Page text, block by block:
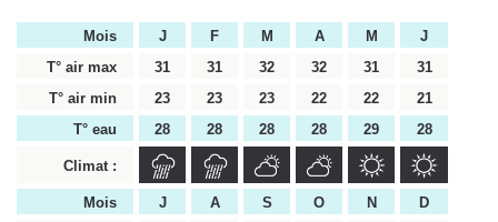
Mois J F M A M
J
T° air max
31 31 32 32 31
31
T° air min
23 23 23 22 22
21
T° eau
28 28 28 28 29 28
Climat :
Mois J A S O N D